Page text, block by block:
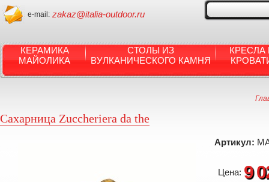
e-mail: zakaz@italia-outdoor.ru
КЕРАМИКА
МАЙОЛИКА
СТОЛЫ ИЗ
ВУЛКАНИЧЕСКОГО КАМНЯ
КРЕСЛА
Сахарница Zuccheriera da the
Артикул:
Цена: 9